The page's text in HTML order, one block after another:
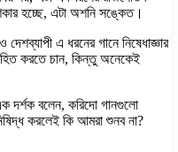
হচ্ছে, এটা অশনি সঙ্কেত।
এ ধরনের গানে নিষেধাজ্ঞার
করতে চান, কিন্তু অনেকেই
দর্শক বলেন, করিদো গানগুলো
করলেই কি আমরা শুনব না?